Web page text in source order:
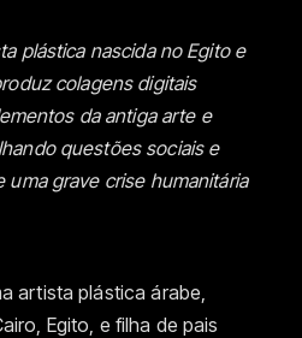
plástica nascida no Egito e
colagens digitais
da antiga arte e
questões sociais e
uma grave crise humanitária
artista plástica árabe,
Egito, e filha de pais